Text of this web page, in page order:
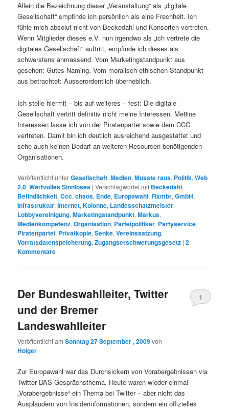
Allein die Bezeichnung dieser „Veranstaltung“ als „digitale
Gesellschaft“ empfinde ich persönlich als eine Frechheit. Ich
fühle mich absolut nicht von Beckedahl und Konsorten vertreten.
Wenn Mitglieder dieses e.V. nun irgendwo als „ich vertrete die
digitales Gesellschaft“ auftritt, empfinde ich dieses als
schwerstens anmassend. Vom Marketingstandpunkt aus
gesehen: Gutes Naming. Vom moralisch ethischen Standpunkt
aus betrachtet: Ausserordentlich überheblich.
Ich stelle hiermit – bis auf weiteres – fest: Die digitale
Gesellschaft vertritt definitiv nicht meine Interessen. Me8ine
Interessen lasse ich von der Piratenpartei sowie dem CCC
vertreten. Damit bin ich deutlich ausreichend ausgestattet und
sehe auch keinen Bedarf an weiteren Resourcen benötigenden
Organisationen.
Veröffentlicht unterGesellschaft,Medien,Musste raus, Politik,Web
2.0,Wertvolles Sinnloses |Verschlagwortet mit Beckedahl,
Befindlichkeit,Ccc,chaos, Ende, Europawahl,Fixmbr,GmbH,
Infrastruktur,Internet,Kolonne, Landesschatzmeister,
Lobbyvereinigung,Marketingstandpunkt,Markus,
Medienkompetenz,Organisation, Parteipolitiker, Partyservice,
Piratenpartei, Privatkopie,Senke,Vereinssatzung,
Vorratsdatenspeicherung,Zugangserschwerungsgesetz |2
Kommentare
Der Bundeswahlleiter, Twitter
und der Bremer
Landeswahlleiter
Veröffentlicht amSonntag 27 September , 2009von
Holger
1
Zur Europawahl war das Durchsickern von Vorabergebnissen via
Twitter DAS Gesprächsthema. Heute waren wieder einmal
„Vorabergebnisse“ ein Thema bei Twitter – aber nicht das
Ausplaudern von Insiderinformationen, sondern ein offizielles